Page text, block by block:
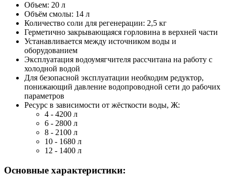
Объем: 20 л
Объём смолы: 14 л
Количество соли для регенерации: 2,5 кг
Герметично закрывающаяся горловина в верхней части
Устанавливается между источником воды и
оборудованием
Эксплуатация водоумягчителя рассчитана на работу с
холодной водой
Для безопасной эксплуатации необходим редуктор,
понижающий давление водопроводной сети до рабочих
параметров
Ресурс в зависимости от жёсткости воды, Ж:
4 - 4200 л
6 - 2800 л
8 - 2100 л
10 - 1680 л
12 - 1400 л
Основные характеристики: